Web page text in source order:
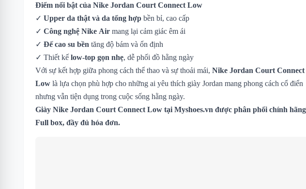
Điểm nổi bật của Nike Jordan Court Connect Low
✓ Upper da thật và da tổng hợp bền bỉ, cao cấp
✓ Công nghệ Nike Air mang lại cảm giác êm ái
✓ Đế cao su bền tăng độ bám và ổn định
✓ Thiết kế low-top gọn nhẹ, dễ phối đồ hằng ngày
Với sự kết hợp giữa phong cách thể thao và sự thoải mái, Nike Jordan Court Connect
Low là lựa chọn phù hợp cho những ai yêu thích giày Jordan mang phong cách cổ điển
nhưng vẫn tiện dụng trong cuộc sống hằng ngày.
Giày Nike Jordan Court Connect Low tại Myshoes.vn được phân phối chính
Full box, đầy đủ hóa đơn.